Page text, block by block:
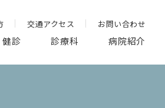
交通アクセス お問い合わせ
健診 診療科 病院紹介